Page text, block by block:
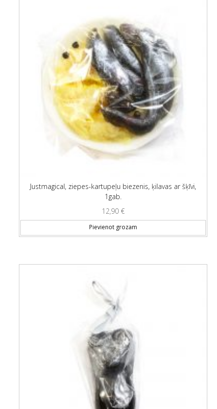
Justmagical, ziepes-kartupeļu biezenis, ķilavas ar šķīvi,
1gab.
12,90 €
Pievienot grozam